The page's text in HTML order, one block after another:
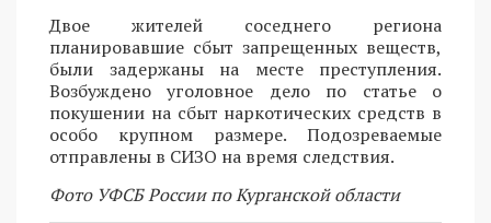
Двое жителей соседнего региона
планировавшие сбыт запрещенных веществ,
были задержаны на месте преступления.
Возбуждено уголовное дело по статье о
покушении на сбыт наркотических средств в
особо крупном размере. Подозреваемые
отправлены в СИЗО на время следствия.
Фото УФСБ России по Курганской области